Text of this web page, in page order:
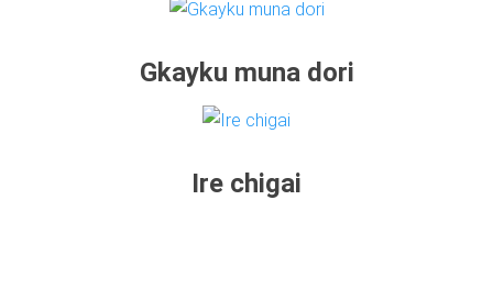
Gkayku muna dori
Ire chigai